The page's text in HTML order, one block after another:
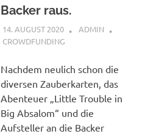
Backer raus.
14. AUGUST 2020
ADMIN
CROWDFUNDING
Nachdem neulich schon die
diversen Zauberkarten, das
Abenteuer „Little Trouble in
Big Absalom“ und die
Aufsteller an die Backer